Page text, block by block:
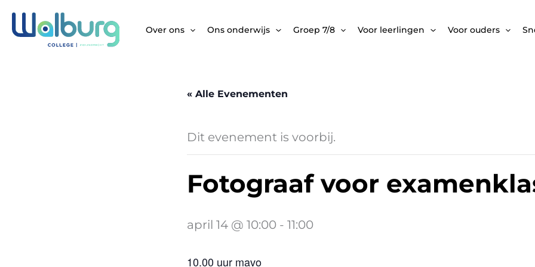
Ga
naar
Over ons Ons onderwijs Groep 7/8 Voor leerlingen Voor ouders
« Alle Evenementen
Dit evenement is voorbij.
Fotograaf voor
april 14 @ 10:00 - 11:00
10.00 uur mavo